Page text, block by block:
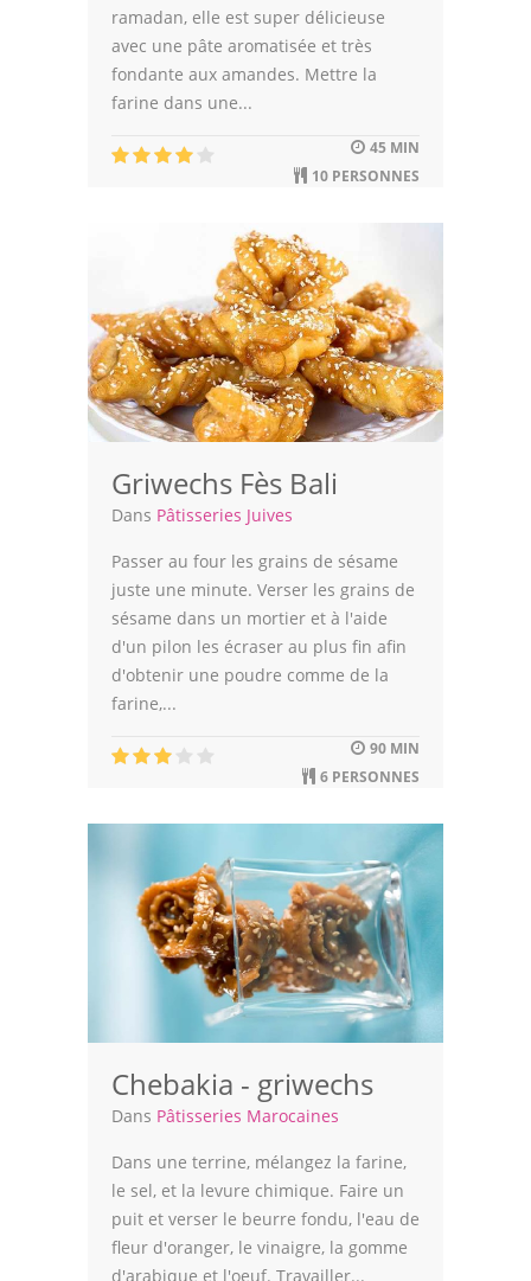
Couscous
Tajines
Viandes
Cuisines Orientales
Pâtisseries Orientales
Recettes marocaine
Cuisine Tunisienne
Cuisine Juive
Cuisine Libanaise
Articles
Actualités
Astuces de cuisine
Fêtes Religieuses
Chefs
Forum
ramadan, elle est super délicieuse
avec une pâte aromatisée et très
fondante aux amandes. Mettre la
farine dans une...
45 MIN
10 PERSONNES
Griwechs Fès Bali
Dans Pâtisseries Juives
Passer au four les grains de sésame
juste une minute. Verser les grains de
sésame dans un mortier et à l'aide
d'un pilon les écraser au plus fin afin
d'obtenir une poudre comme de la
farine,...
90 MIN
6 PERSONNES
Chebakia - griwechs
Dans Pâtisseries Marocaines
Dans une terrine, mélangez la farine,
le sel, et la levure chimique. Faire un
puit et verser le beurre fondu, l'eau de
fleur d'oranger, le vinaigre, la gomme
d'arabique et l'oeuf. Travailler...